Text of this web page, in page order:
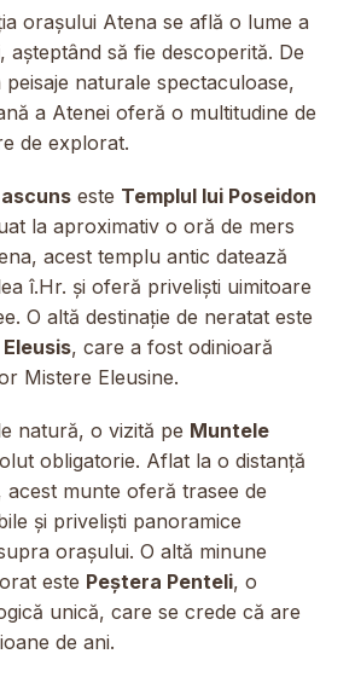
orașului Atena se află o lume a
, așteptând să fie descoperită. De
naturale spectaculoase,
a Atenei oferă o multitudine de
de explorat.
este Templul lui Poseidon
la aproximativ o oră de mers
acest templu antic datează
î.Hr. și oferă priveliști uimitoare
O altă destinație de neratat este
, care a fost odinioară
Mistere Eleusine.
natură, o vizită pe Muntele
obligatorie. Aflat la o distanță
munte oferă trasee de
și priveliști panoramice
orașului. O altă minune
este Peștera Penteli, o
unică, care se crede că are
de ani.